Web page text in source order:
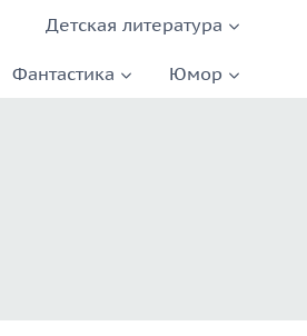
Детская литература
Фантастика Юмор